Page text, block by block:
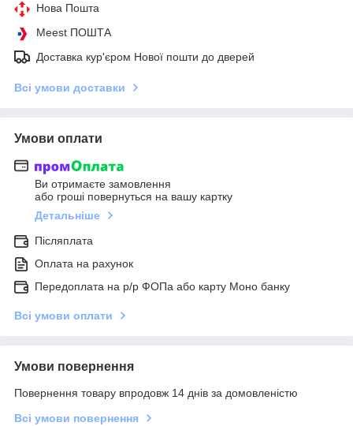
Нова Пошта
Meest ПОШТА
Доставка кур'єром Нової пошти до дверей
Всі умови доставки
Умови оплати
Ви отримаєте замовлення
або гроші повернуться на вашу картку
Детальніше
Післяплата
Оплата на рахунок
Передоплата на р/р ФОПа або карту Моно банку
Всі умови оплати
Умови повернення
Повернення товару впродовж 14 днів за домовленістю
Всі умови повернення